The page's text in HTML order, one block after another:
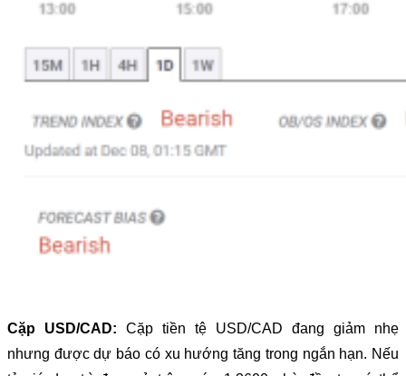
Cặp USD/CAD: Cặp tiền tệ USD/CAD đang giảm nhẹ
nhưng được dự báo có xu hướng tăng trong ngắn hạn. Nếu